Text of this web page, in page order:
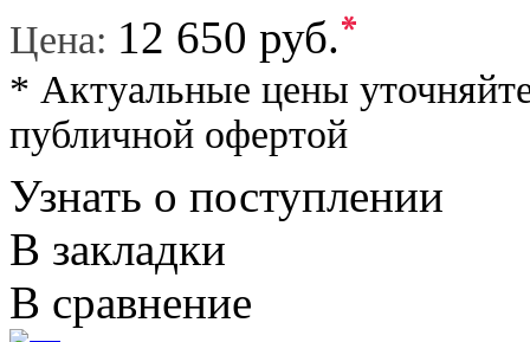
Цена: 12 650 руб.*
* Актуальные цены
публичной офертой
Узнать о поступлении
В закладки
В сравнение